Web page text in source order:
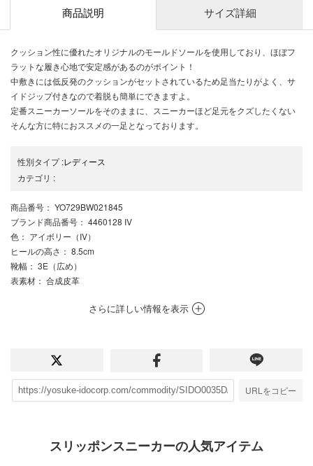
商品説明 サイズ詳細
クッション性に優れたオリジナルのモールドソールを使用しており、ほぼフ
ラットな履き心地で安定感があるのがポイント！
中敷きには低反発のクッションがセットされているため足当たりがよく、サ
イドジップ付きなので着脱も簡単にできますよ。
定番スニーカーソールをそのままに、スニーカーほど足元をクズしたくない
そんな方に特におススメの一足となっております。
性別タイプ:レディース
カテゴリ :
商品番号 ： YO729BW021845
ブランド商品番号 ： 4460128 IV
色 ： アイボリー（IV）
ヒールの高さ ： 8.5cm
靴幅 ： 3E（広め）
表素材 ： 合成皮革
さらに詳しい情報を表示
URLをコピー
スリッポンスニーカーの人気アイテム